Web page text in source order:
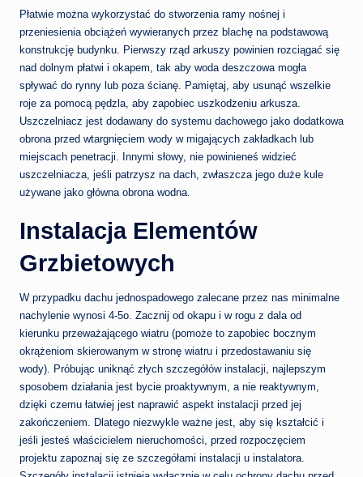
Płatwie można wykorzystać do stworzenia ramy nośnej i
przeniesienia obciążeń wywieranych przez blachę na podstawową
konstrukcję budynku. Pierwszy rząd arkuszy powinien rozciągać się
nad dolnym płatwi i okapem, tak aby woda deszczowa mogła
spływać do rynny lub poza ścianę. Pamiętaj, aby usunąć wszelkie
roje za pomocą pędzla, aby zapobiec uszkodzeniu arkusza.
Uszczelniacz jest dodawany do systemu dachowego jako dodatkowa
obrona przed wtargnięciem wody w migających zakładkach lub
miejscach penetracji. Innymi słowy, nie powinieneś widzieć
uszczelniacza, jeśli patrzysz na dach, zwłaszcza jego duże kule
używane jako główna obrona wodna.
Instalacja Elementów
Grzbietowych
W przypadku dachu jednospadowego zalecane przez nas minimalne
nachylenie wynosi 4-5o. Zacznij od okapu i w rogu z dala od
kierunku przeważającego wiatru (pomoże to zapobiec bocznym
okrążeniom skierowanym w stronę wiatru i przedostawaniu się
wody). Próbując uniknąć złych szczegółów instalacji, najlepszym
sposobem działania jest bycie proaktywnym, a nie reaktywnym,
dzięki czemu łatwiej jest naprawić aspekt instalacji przed jej
zakończeniem. Dlatego niezwykle ważne jest, aby się kształcić i
jeśli jesteś właścicielem nieruchomości, przed rozpoczęciem
projektu zapoznaj się ze szczegółami instalacji u instalatora.